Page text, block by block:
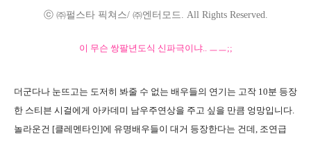
ⓒ ㈜펄스타 픽쳐스/ ㈜엔터모드. All Rights Reserved.
이 무슨 쌍팔년도식 신파극이냐.. ㅡㅡ;;
더군다나 눈뜨고는 도저히 봐줄 수 없는 배우들의 연기는 고작 10분 등장
한 스티븐 시걸에게 아카데미 남우주연상을 주고 싶을 만큼 엉망입니다.
놀라운건 [클레멘타인]에 유명배우들이 대거 등장한다는 건데, 조연급